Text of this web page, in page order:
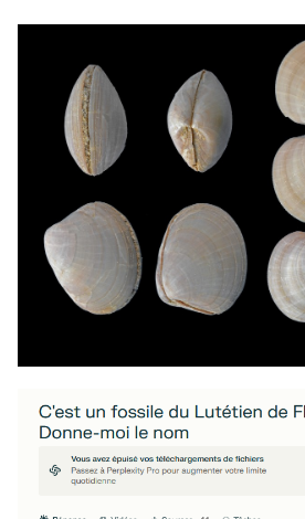
Alors, avant cette analyse erronée
ai bien fait identifier de véritables
c'est justement là que ça va merder.
Claude a bien analysé les premières
suite il va se contenter du poids et
sans revoir son identification
Depuis j'apprends à mieux utiliser
et surtout son mode "Laboratoires"
plus approfondies, mais ça reste un
L'IA a tendance à nous dire ce que
surtout à trop prendre en compte les
précédentes.
Si je commence une conversion sur
incapable d'identifier un fossile sauf
contexte🤨
Bref je peux pas compter sur elle
polluantes pour le forum, et c'est ben